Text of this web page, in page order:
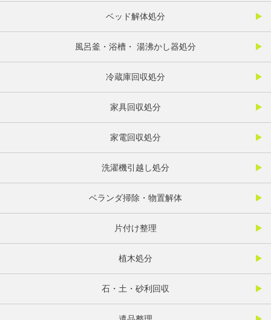
ベッド解体処分
風呂釜・浴槽・ 湯沸かし器処分
冷蔵庫回収処分
家具回収処分
家電回収処分
洗濯機引越し処分
ベランダ掃除・物置解体
片付け整理
植木処分
石・土・砂利回収